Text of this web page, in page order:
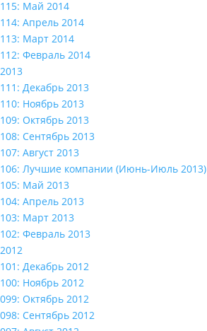
115: Май 2014
114: Апрель 2014
113: Март 2014
112: Февраль 2014
2013
111: Декабрь 2013
110: Ноябрь 2013
109: Октябрь 2013
108: Сентябрь 2013
107: Август 2013
106: Лучшие компании (Июнь-Июль 2013)
105: Май 2013
104: Апрель 2013
103: Март 2013
102: Февраль 2013
2012
101: Декабрь 2012
100: Ноябрь 2012
099: Октябрь 2012
098: Сентябрь 2012